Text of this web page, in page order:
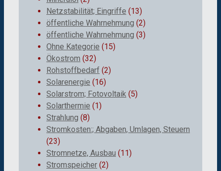
Netzstabilität; Eingriffe (13)
öffentliche Wahrnehmung (2)
öffentliche Wahrnehmung (3)
Ohne Kategorie (15)
Ökostrom (32)
Rohstoffbedarf (2)
Solarenergie (16)
Solarstrom; Fotovoltaik (5)
Solarthermie (1)
Strahlung (8)
Stromkosten:; Abgaben, Umlagen, Steuern
(23)
Stromnetze, Ausbau (11)
Stromspeicher (2)